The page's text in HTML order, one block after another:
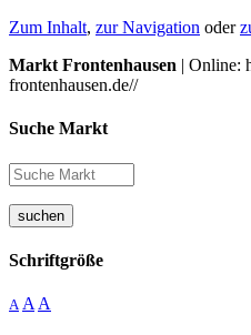
Zum Inhalt, zur Navigation oder
Markt Frontenhausen | Online:
frontenhausen.de//
Suche Markt
suchen
Schriftgröße
A A A